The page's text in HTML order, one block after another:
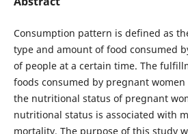
Consumption pattern is defined as
type and amount of food consumed
of people at a certain time. The
foods consumed by pregnant
the nutritional status of pregnant
nutritional status is associated with
mortality. The purpose of this study